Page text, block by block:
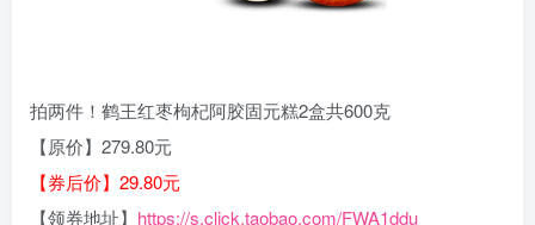
拍两件！鹤王红枣枸杞阿胶固元糕2盒共600克
【原价】279.80元
【券后价】29.80元
【领券地址】 https://s.click.taobao.com/FWA1ddu